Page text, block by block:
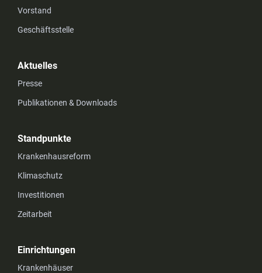
Vorstand
Geschäftsstelle
Aktuelles
Presse
Publikationen & Downloads
Standpunkte
Krankenhausreform
Klimaschutz
Investitionen
Zeitarbeit
Einrichtungen
Krankenhäuser